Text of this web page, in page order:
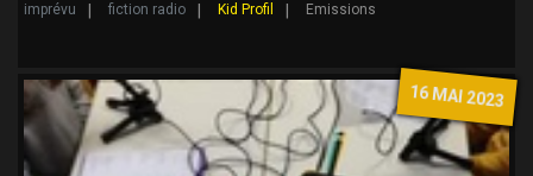
imprévu
fiction radio Kid Profil Emissions
16 MAI 2023